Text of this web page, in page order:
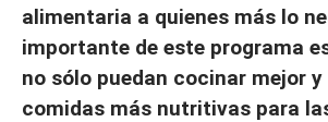
alimentaria a quienes más lo
importante de este programa
no sólo puedan cocinar mejor y
comidas más nutritivas para